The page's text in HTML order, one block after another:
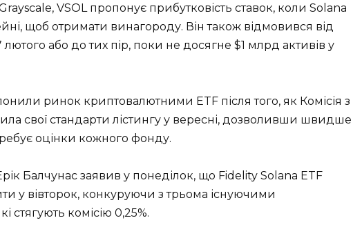
VSOL пропонує прибутковість ставок, коли Solana
щоб отримати винагороду. Він також відмовився від
лютого або до тих пір, поки не досягне $1 млрд активів у
ринок криптовалютними ETF після того, як Комісія з
свої стандарти лістингу у вересні, дозволивши швидше
оцінки кожного фонду.
Балчунас заявив у понеділок, що Fidelity Solana ETF
у вівторок, конкуруючи з трьома існуючими
стягують комісію 0,25%.